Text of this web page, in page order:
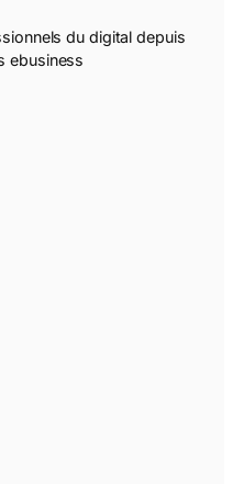
du digital depuis
ebusiness